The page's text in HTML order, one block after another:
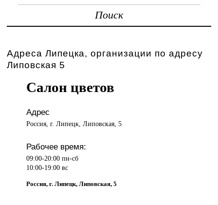
Поиск
Адреса Липецка, организации по адресу
Липовская 5
Салон цветов
Адрес
Россия, г. Липецк, Липовская, 5
Рабочее время:
09:00-20:00 пн-сб
10:00-19:00 вс
Россия, г. Липецк, Липовская, 5